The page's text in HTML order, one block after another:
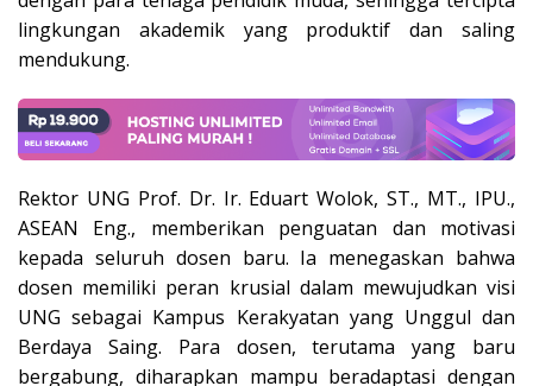
lingkungan akademik yang produktif dan saling
mendukung.
Rektor UNG Prof. Dr. Ir. Eduart Wolok, ST., MT., IPU.,
ASEAN Eng., memberikan penguatan dan motivasi
kepada seluruh dosen baru. Ia menegaskan bahwa
dosen memiliki peran krusial dalam mewujudkan visi
UNG sebagai Kampus Kerakyatan yang Unggul dan
Berdaya Saing. Para dosen, terutama yang baru
bergabung, diharapkan mampu beradaptasi dengan